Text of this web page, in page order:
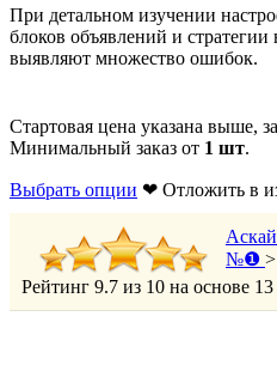
При детальном изучении
блоков объявлений и
выявляют множество ошибок.
Стартовая цена указана выше, за
Минимальный заказ от 1 шт.
Выбрать опции ❤ Отложить в
№❶ >
Рейтинг 9.7 из 10 на основе 13